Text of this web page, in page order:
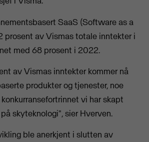
SaaS (Software as a
prosent av Vismas totale inntekter i
med 68 prosent i 2022.
av Vismas inntekter kommer nå
produkter og tjenester, noe
vi har skapt
skyteknologi", sier Hverven.
ble anerkjent i slutten av